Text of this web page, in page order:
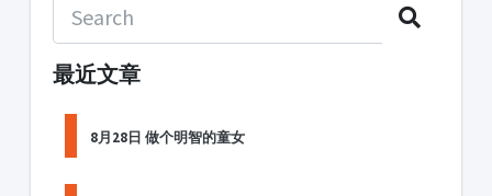
最近文章
8月28日 做个明智的童女